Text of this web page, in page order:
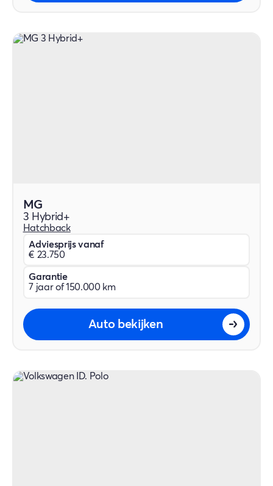
MG
3 Hybrid+
Hatchback
Adviesprijs vanaf
€ 23.750
Garantie
7 jaar of 150.000 km
Auto bekijken